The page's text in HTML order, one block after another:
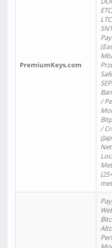
PremiumKeys.com
/
/